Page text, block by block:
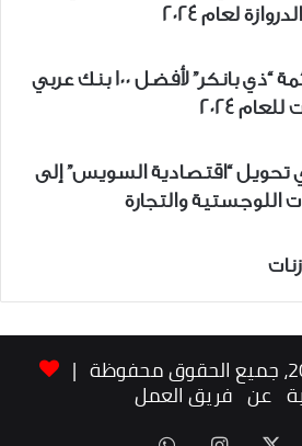
لعام 2024
“الوطني” يتصدر قائمة “ذي بانكر” لأفضل 100 بنك عربي
2024
“اقتصادية السويس” إلى
اللوجستية والتجارة
عن فريق العمل